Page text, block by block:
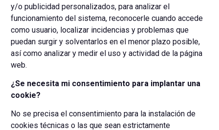
y/o publicidad personalizados, para analizar el
funcionamiento del sistema, reconocerle cuando accede
como usuario, localizar incidencias y problemas que
puedan surgir y solventarlos en el menor plazo posible,
así como analizar y medir el uso y actividad de la página
web.
¿Se necesita mi consentimiento para implantar una
cookie?
No se precisa el consentimiento para la instalación de
cookies técnicas o las que sean estrictamente